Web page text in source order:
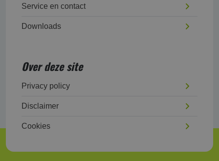
Service en contact
Downloads
Over deze site
Privacy policy
Disclaimer
Cookies